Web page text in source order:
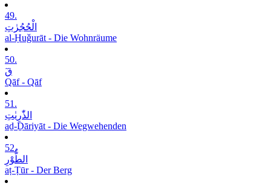
49.
الْحُجُرٰتِ
al-Ḥuǧurāt - Die Wohnräume
50.
قٓ
Qāf - Qāf
51.
الذّٰرِیٰتِ
aḏ-Ḏāriyāt - Die Wegwehenden
52.
الطُّوْرِ
aṭ-Ṭūr - Der Berg